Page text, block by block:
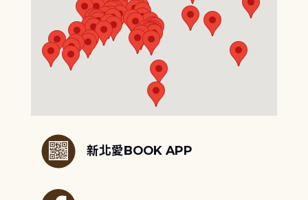
新北愛BOOK APP